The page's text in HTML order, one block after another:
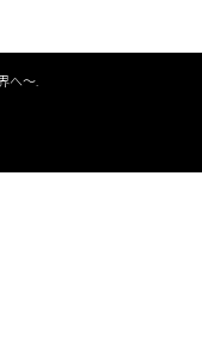
へ〜.